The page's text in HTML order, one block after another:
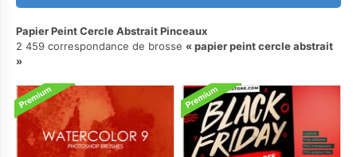
Papier Peint Cercle Abstrait Pinceaux
2 459 correspondance de brosse
papier peint cercle abstrait